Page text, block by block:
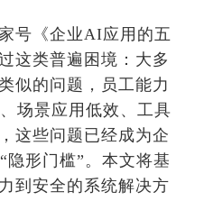
号《企业AI应用的五
这类普遍困境：大多
似的问题，员工能力
场景应用低效、工具
这些问题已经成为企
形门槛”。本文将基
到安全的系统解决方